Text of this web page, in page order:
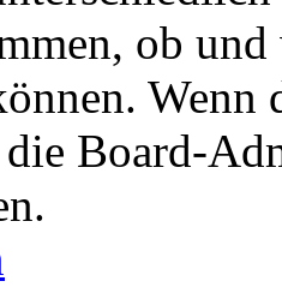
ob
Wenn
Board-